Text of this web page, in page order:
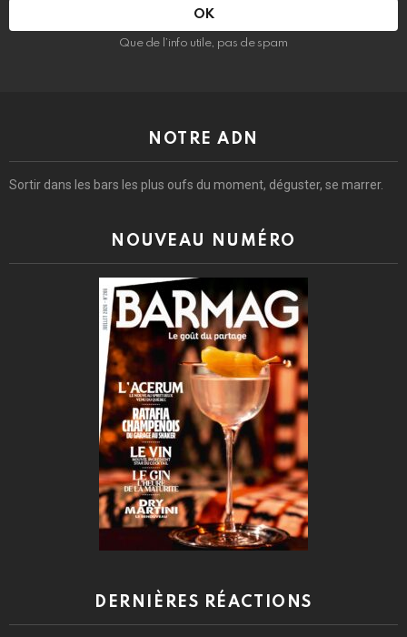
Que de l’info utile, pas de spam
NOTRE ADN
Sortir dans les bars les plus oufs du moment, déguster, se marrer.
NOUVEAU NUMÉRO
DERNIÈRES RÉACTIONS